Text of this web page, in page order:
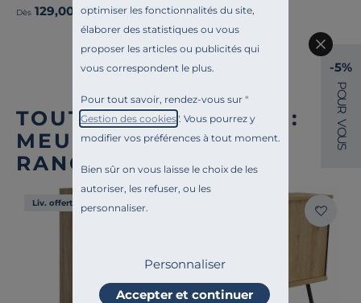
optimiser les fonctionnalités du site,
élaborer des statistiques ou vous
proposer les articles ou publicités qui
vous correspondent le plus.
Pour tout savoir, rendez-vous sur "
Gestion des cookies". Vous pourrez y
modifier vos préférences à tout moment.
Bien sûr on vous laisse le choix de les
autoriser, les refuser, ou les
personnaliser.
Personnaliser
Accepter et continuer
Dès 129,00 €
TOUTE NOTRE OFFRE :
MEUBLES DE
RANGEMENT BUREAU
Liv. offerte
-5%
P
O
U
R
V
O
U
S